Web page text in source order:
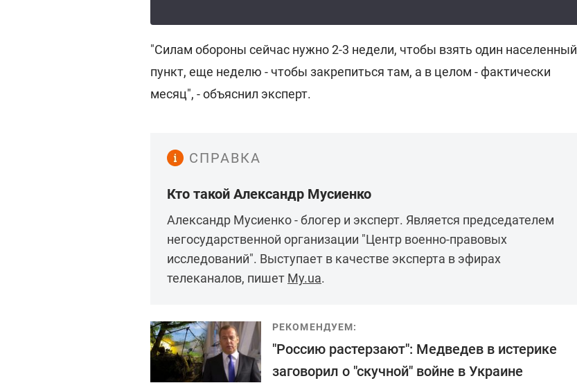
"Силам обороны сейчас нужно 2-3 недели, чтобы взять один населенный
пункт, еще неделю - чтобы закрепиться там, а в целом - фактически
месяц", - объяснил эксперт.
СПРАВКА
Кто такой Александр Мусиенко
Александр Мусиенко - блогер и эксперт. Является председателем
негосударственной организации "Центр военно-правовых
исследований". Выступает в качестве эксперта в эфирах
телеканалов, пишет My.ua.
РЕКОМЕНДУЕМ:
"Россию растерзают": Медведев в истерике
заговорил о "скучной" войне в Украине